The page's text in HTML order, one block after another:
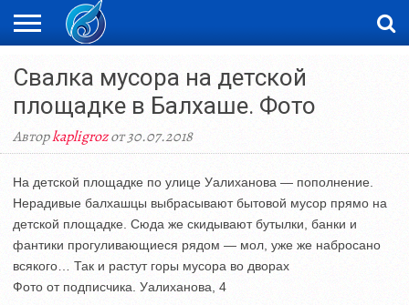
НОВОСТИ
ВИДЕО
ФОТОРЕПОРТАЖИ
ОРКЕН
Свалка мусора на детской
площадке в Балхаше. Фото
Авторkapligrozот 30.07.2018
На детской площадке по улице Уалиханова — пополнение.
Нерадивые балхашцы выбрасывают бытовой мусор прямо на
детской площадке. Сюда же скидывают бутылки, банки и
фантики прогуливающиеся рядом — мол, уже же набросано
всякого… Так и растут горы мусора во дворах
Фото от подписчика. Уалиханова, 4